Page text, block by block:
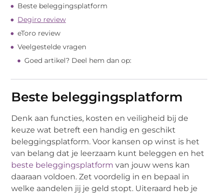
Beste beleggingsplatform
Degiro review
eToro review
Veelgestelde vragen
Goed artikel? Deel hem dan op:
Beste beleggingsplatform
Denk aan functies, kosten en veiligheid bij de
keuze wat betreft een handig en geschikt
beleggingsplatform. Voor kansen op winst is het
van belang dat je leerzaam kunt beleggen en het
beste beleggingsplatform van jouw wens kan
daaraan voldoen. Zet voordelig in en bepaal in
welke aandelen jij je geld stopt. Uiteraard heb je